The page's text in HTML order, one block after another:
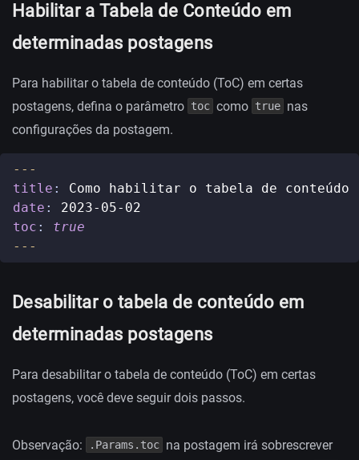
Habilitar a Tabela de Conteúdo em
determinadas postagens
Para habilitar o tabela de conteúdo (ToC) em certas
postagens, defina o parâmetro toc como true nas
configurações da postagem.
---
title :
Como habilitar o tabela de conteúdo
date :
2023-05-02
toc :
true
---
Desabilitar o tabela de conteúdo em
determinadas postagens
Para desabilitar o tabela de conteúdo (ToC) em certas
postagens, você deve seguir dois passos.
Observação: .Params.toc na postagem irá sobrescrever